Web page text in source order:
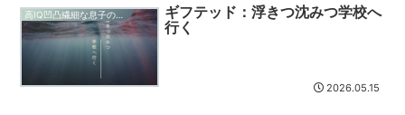
高IQ凹凸繊細な息子の成長記録
ギフテッド：浮きつ沈みつ学校へ
行く
2026.05.15